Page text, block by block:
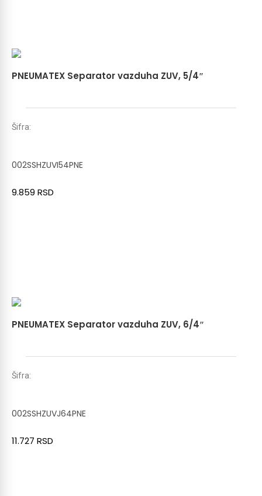
PNEUMATEX Separator vazduha ZUV, 5/4″
Šifra:
002SSHZUVI54PNE
9.859 RSD
PNEUMATEX Separator vazduha ZUV, 6/4″
Šifra:
002SSHZUVJ64PNE
11.727 RSD